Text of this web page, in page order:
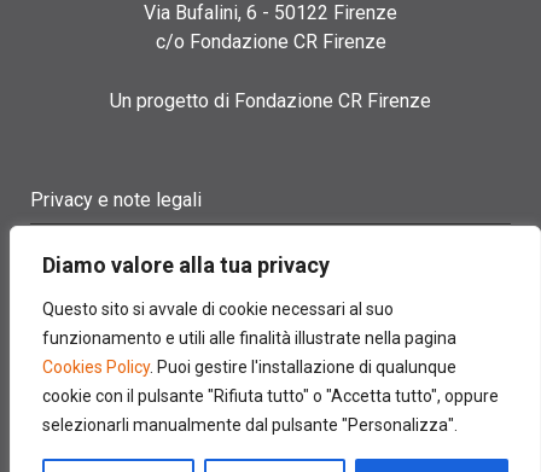
Diamo valore alla tua privacy
Questo sito si avvale di cookie necessari al suo
funzionamento e utili alle finalità illustrate nella pagina
Cookies Policy. Puoi gestire l'installazione di qualunque
cookie con il pulsante "Rifiuta tutto" o "Accetta tutto", oppure
selezionarli manualmente dal pulsante "Personalizza".
Via Bufalini, 6 - 50122 Firenze
c/o Fondazione CR Firenze
Un progetto di Fondazione CR Firenze
Privacy e note legali
Cookie policy
Contatti